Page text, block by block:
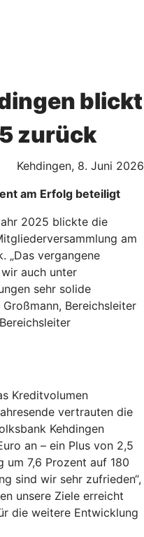
blickt
zurück
Kehdingen, 8. Juni 2026
am Erfolg beteiligt
2025 blickte die
am
„Das vergangene
auch unter
sehr solide
Bereichsleiter
Kreditvolumen
vertrauten die
Kehdingen
an – ein Plus von 2,5
um 7,6 Prozent auf 180
sind wir sehr zufrieden“,
unsere Ziele erreicht
die weitere Entwicklung